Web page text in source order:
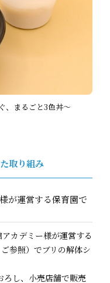
、まるごと3色丼～
取り組み
が運営する保育園で
カデミー様が運営する
参照）でブリの解体シ
ろし、小売店舗で販売